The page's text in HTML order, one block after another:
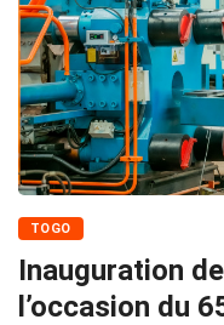
TOGO
Inauguration
l’occasion du